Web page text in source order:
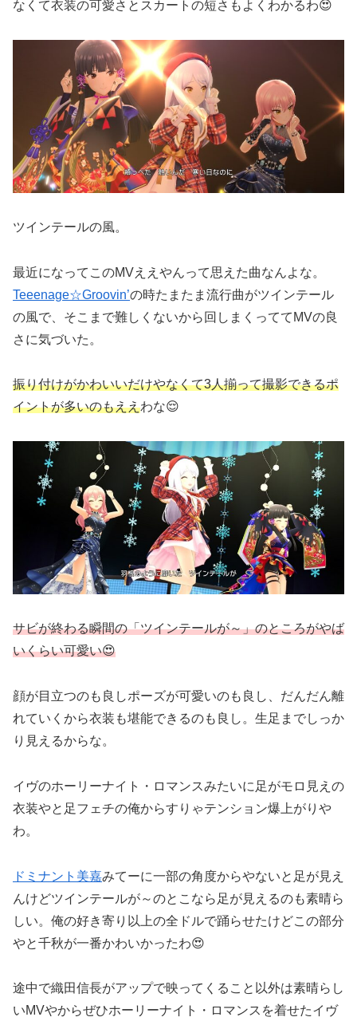
なくて衣装の可愛さとスカートの短さもよくわかるわ😍
ツインテールの風。
最近になってこのMVええやんって思えた曲なんよな。
Teeenage☆Groovin’の時たまたま流行曲がツインテール
の風で、そこまで難しくないから回しまくっててMVの良
さに気づいた。
振り付けがかわいいだけやなくて3人揃って撮影できるポ
イントが多いのもええわな😌
サビが終わる瞬間の「ツインテールが～」のところがやば
いくらい可愛い😍
顔が目立つのも良しポーズが可愛いのも良し、だんだん離
れていくから衣装も堪能できるのも良し。生足までしっか
り見えるからな。
イヴのホーリーナイト・ロマンスみたいに足がモロ見えの
衣装やと足フェチの俺からすりゃテンション爆上がりや
わ。
ドミナント美嘉みてーに一部の角度からやないと足が見え
んけどツインテールが～のとこなら足が見えるのも素晴ら
しい。俺の好き寄り以上の全ドルで踊らせたけどこの部分
やと千秋が一番かわいかったわ😍
途中で織田信長がアップで映ってくること以外は素晴らし
いMVやからぜひホーリーナイト・ロマンスを着せたイヴ